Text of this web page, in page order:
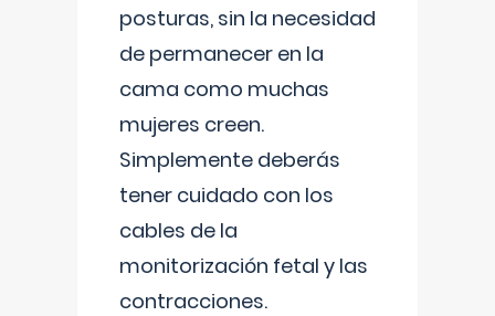
posturas, sin la necesidad
de permanecer en la
cama como muchas
mujeres creen.
Simplemente deberás
tener cuidado con los
cables de la
monitorización fetal y las
contracciones.